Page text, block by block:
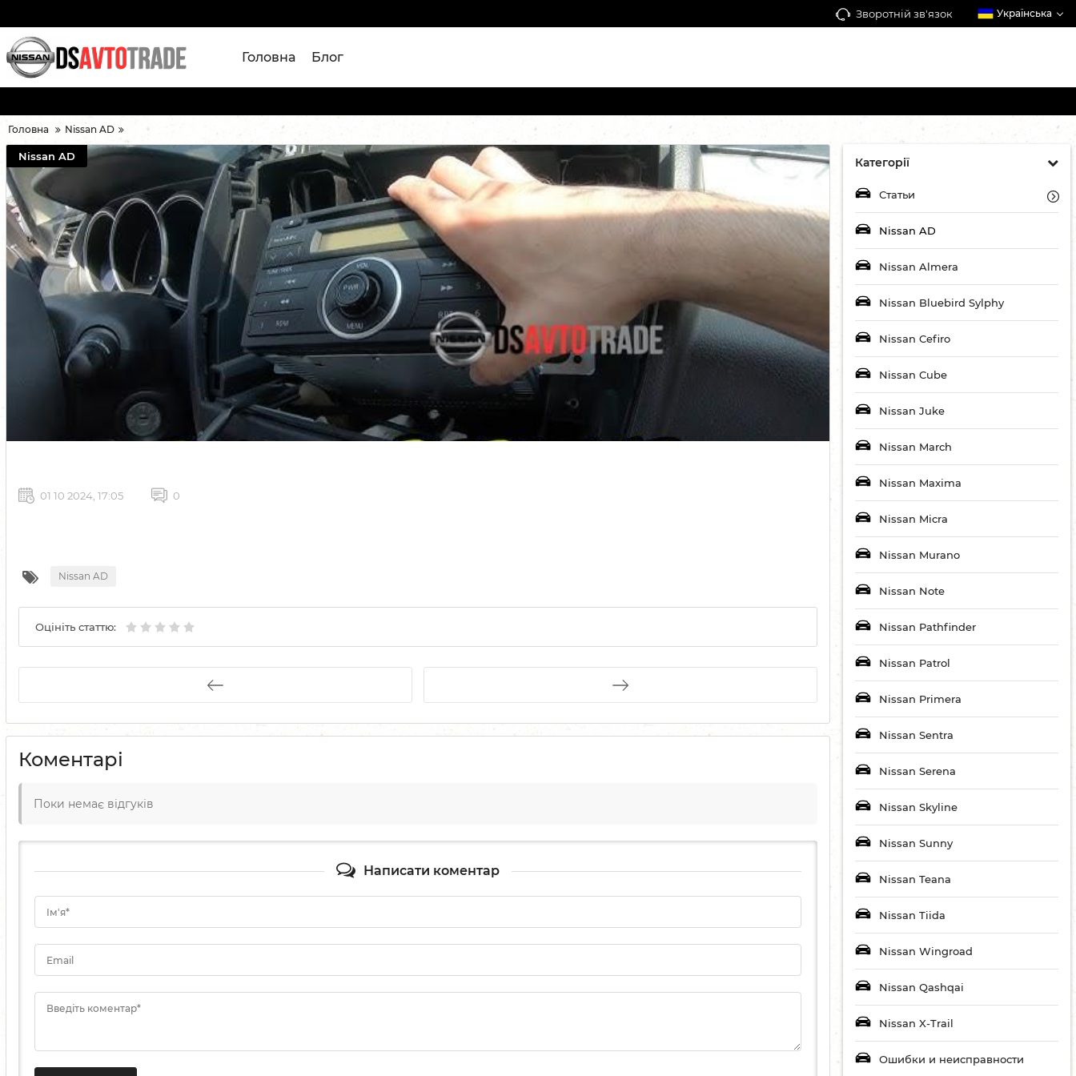
Зворотній зв'язок Українська
Головна Блог
Головна Nissan AD
Категорії
Статьи
Nissan AD
Nissan Almera
Nissan Bluebird Sylphy
Nissan Cefiro
Nissan Cube
Nissan Juke
Nissan March
Nissan Maxima
Nissan Micra
Nissan Murano
Nissan Note
Nissan Pathfinder
Nissan Patrol
Nissan Primera
Nissan Sentra
Nissan Serena
Nissan Skyline
Nissan Sunny
Nissan Teana
Nissan Tiida
Nissan Wingroad
Nissan Qashqai
Nissan X-Trail
Ошибки и неисправности
Nissan AD
01 10 2024, 17:05 0
Nissan AD
Оцініть статтю:
Коментарі
Поки немає відгуків
Написати коментар
Ім'я*
Email
Введіть коментар*